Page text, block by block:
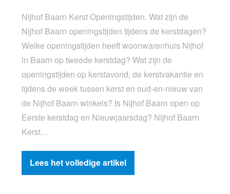
Nijhof Baarn Kerst Openingstijden. Wat zijn de
Nijhof Baarn openingstijden tijdens de kerstdagen?
Welke openingstijden heeft woonwarenhuis Nijhof
in Baarn op tweede kerstdag? Wat zijn de
openingstijden op kerstavond, de kerstvakantie en
tijdens de week tussen kerst en oud-en-nieuw van
de Nijhof Baarn winkels? Is Nijhof Baarn open op
Eerste kerstdag en Nieuwjaarsdag? Nijhof Baarn
Kerst…
Lees het volledige artikel